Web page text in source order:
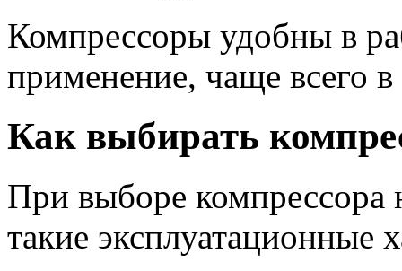
Компрессоры удобны в
применение, чаще всего
Как выбирать
При выборе компрессора
такие эксплуатационные